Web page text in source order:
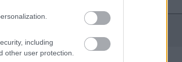
including
other user protection.